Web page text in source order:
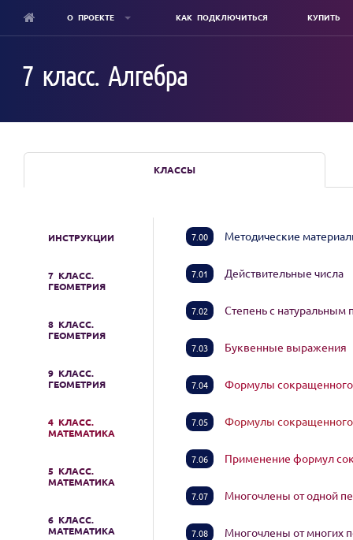
content
О ПРОЕКТЕ КАК ПОДКЛЮЧИТЬСЯ КУПИТЬ
7 класс. Алгебра
КЛАССЫ
ИНСТРУКЦИИ
7 КЛАСС.
ГЕОМЕТРИЯ
8 КЛАСС.
ГЕОМЕТРИЯ
9 КЛАСС.
ГЕОМЕТРИЯ
4 КЛАСС.
МАТЕМАТИКА
5 КЛАСС.
МАТЕМАТИКА
6 КЛАСС.
МАТЕМАТИКА
7.00 Методические
7.01 Действительные числа
7.02 Степень с натуральным
7.03 Буквенные выражения
7.04 Формулы
7.05 Формулы
7.06 Применение формул
7.07 Многочлены от одной
7.08 Многочлены от многих